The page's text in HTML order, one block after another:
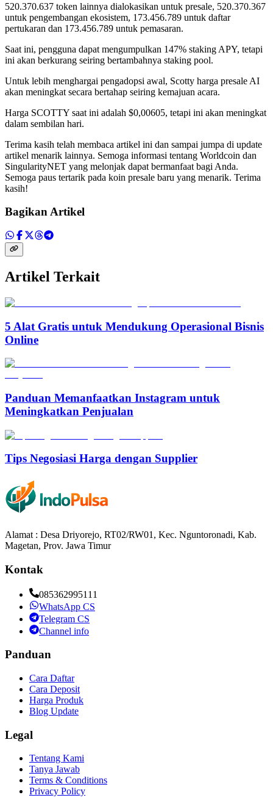
520.370.637 token lainnya dialokasikan untuk presale, 520.370.367
untuk pengembangan ekosistem, 173.456.789 untuk daftar
pertukaran dan 173.456.789 untuk pemasaran.
Saat ini, pengguna dapat mengumpulkan 147% staking APY, tetapi
ini akan berkurang seiring bertambahnya staking pool.
Untuk lebih menghargai pengadopsi awal, Scotty harga presale AI
akan meningkat secara bertahap seiring kemajuan acara.
Harga SCOTTY saat ini adalah $0,00605, tetapi ini akan meningkat
dalam sembilan hari.
Terima kasih telah membaca artikel ini dan sampai jumpa di update
artikel menarik lainnya. Semoga informasi tentang Worldcoin dan
SingularityNET yang melonjak dapat bermanfaat bagi Anda.
Semoga paus tertarik pada koin presale baru yang menarik. Terima
kasih!
Bagikan Artikel
Artikel Terkait
5 Alat Gratis untuk Mendukung Operasional Bisnis
Online
Panduan Memanfaatkan Instagram untuk
Meningkatkan Penjualan
Tips Negosiasi Harga dengan Supplier
Alamat : Desa Driyorejo, RT02/RW01, Kec. Nguntoronadi, Kab.
Magetan, Prov. Jawa Timur
Kontak
085362995111
WhatsApp CS
Telegram CS
Channel info
Panduan
Cara Daftar
Cara Deposit
Harga Produk
Blog Update
Legal
Tentang Kami
Tanya Jawab
Terms & Conditions
Privacy Policy